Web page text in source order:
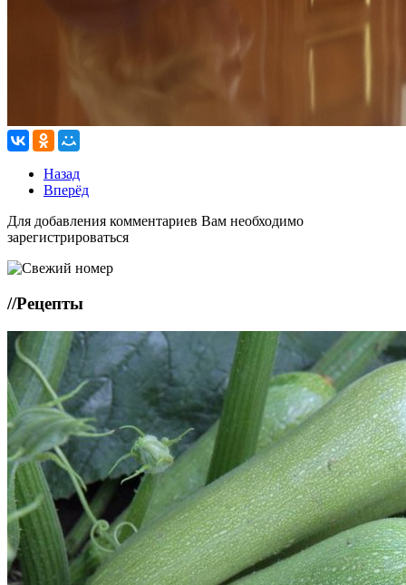
Назад
Вперёд
Для добавления комментариев Вам необходимо
зарегистрироваться
//Рецепты